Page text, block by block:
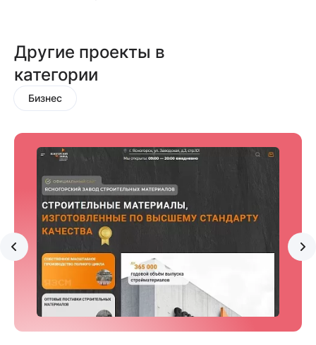
Другие проекты в
категории
Бизнес